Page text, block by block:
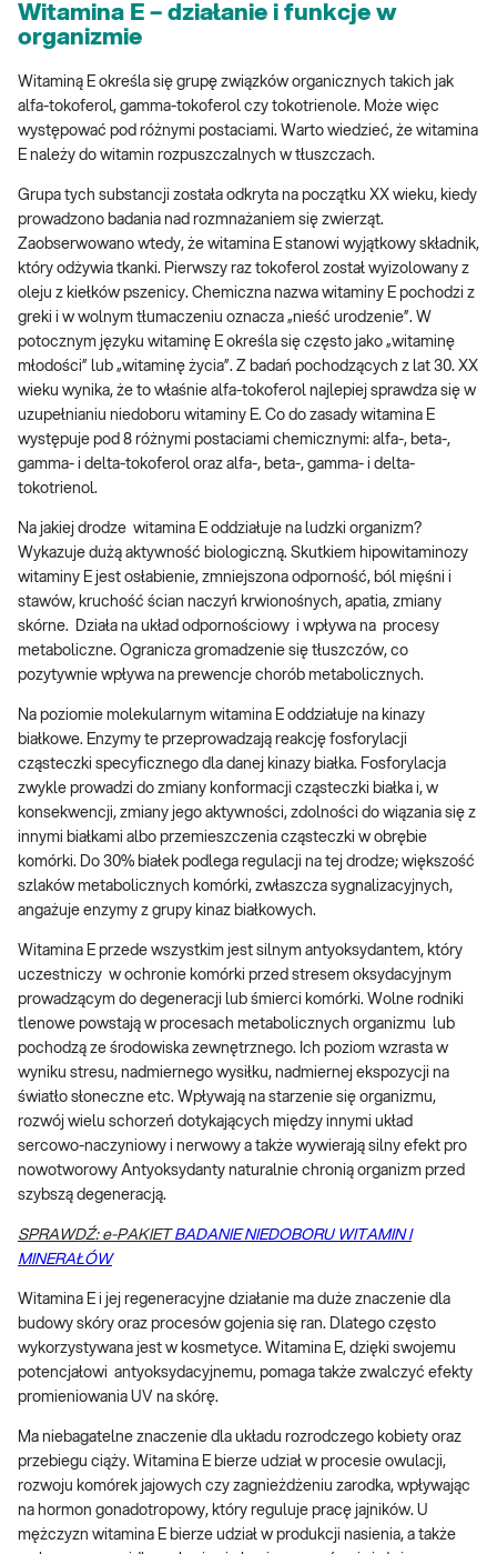
Witamina E – działanie i funkcje w
organizmie
Witaminą E określa się grupę związków organicznych takich jak
alfa-tokoferol, gamma-tokoferol czy tokotrienole. Może więc
występować pod różnymi postaciami. Warto wiedzieć, że witamina
E należy do witamin rozpuszczalnych w tłuszczach.
Grupa tych substancji została odkryta na początku XX wieku, kiedy
prowadzono badania nad rozmnażaniem się zwierząt.
Zaobserwowano wtedy, że witamina E stanowi wyjątkowy składnik,
który odżywia tkanki. Pierwszy raz tokoferol został wyizolowany z
oleju z kiełków pszenicy. Chemiczna nazwa witaminy E pochodzi z
greki i w wolnym tłumaczeniu oznacza „nieść urodzenie”. W
potocznym języku witaminę E określa się często jako „witaminę
młodości” lub „witaminę życia”. Z badań pochodzących z lat 30. XX
wieku wynika, że to właśnie alfa-tokoferol najlepiej sprawdza się w
uzupełnianiu niedoboru witaminy E. Co do zasady witamina E
występuje pod 8 różnymi postaciami chemicznymi: alfa-, beta-,
gamma- i delta-tokoferol oraz alfa-, beta-, gamma- i delta-
tokotrienol.
Na jakiej drodze witamina E oddziałuje na ludzki organizm?
Wykazuje dużą aktywność biologiczną. Skutkiem hipowitaminozy
witaminy E jest osłabienie, zmniejszona odporność, ból mięśni i
stawów, kruchość ścian naczyń krwionośnych, apatia, zmiany
skórne. Działa na układ odpornościowy i wpływa na procesy
metaboliczne. Ogranicza gromadzenie się tłuszczów, co
pozytywnie wpływa na prewencje chorób metabolicznych.
Na poziomie molekularnym witamina E oddziałuje na kinazy
białkowe. Enzymy te przeprowadzają reakcję fosforylacji
cząsteczki specyficznego dla danej kinazy białka. Fosforylacja
zwykle prowadzi do zmiany konformacji cząsteczki białka i, w
konsekwencji, zmiany jego aktywności, zdolności do wiązania się z
innymi białkami albo przemieszczenia cząsteczki w obrębie
komórki. Do 30% białek podlega regulacji na tej drodze; większość
szlaków metabolicznych komórki, zwłaszcza sygnalizacyjnych,
angażuje enzymy z grupy kinaz białkowych.
Witamina E przede wszystkim jest silnym antyoksydantem, który
uczestniczy w ochronie komórki przed stresem oksydacyjnym
prowadzącym do degeneracji lub śmierci komórki. Wolne rodniki
tlenowe powstają w procesach metabolicznych organizmu lub
pochodzą ze środowiska zewnętrznego. Ich poziom wzrasta w
wyniku stresu, nadmiernego wysiłku, nadmiernej ekspozycji na
światło słoneczne etc. Wpływają na starzenie się organizmu,
rozwój wielu schorzeń dotykających między innymi układ
sercowo-naczyniowy i nerwowy a także wywierają silny efekt pro
nowotworowy Antyoksydanty naturalnie chronią organizm przed
szybszą degeneracją.
SPRAWDŹ: e-PAKIETBADANIE NIEDOBORU WITAMIN I
MINERAŁÓW
Witamina E i jej regeneracyjne działanie ma duże znaczenie dla
budowy skóry oraz procesów gojenia się ran. Dlatego często
wykorzystywana jest w kosmetyce. Witamina E, dzięki swojemu
potencjałowi antyoksydacyjnemu, pomaga także zwalczyć efekty
promieniowania UV na skórę.
Ma niebagatelne znaczenie dla układu rozrodczego kobiety oraz
przebiegu ciąży. Witamina E bierze udział w procesie owulacji,
rozwoju komórek jajowych czy zagnieżdżeniu zarodka, wpływając
na hormon gonadotropowy, który reguluje pracę jajników. U
mężczyzn witamina E bierze udział w produkcji nasienia, a także